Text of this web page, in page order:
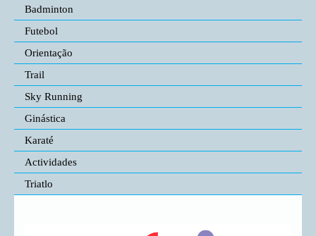
Badminton
Futebol
Orientação
Trail
Sky Running
Ginástica
Karaté
Actividades
Triatlo